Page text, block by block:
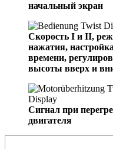
начальный экран
Скорость I и II,
нажатия, настройка
времени,
высоты вверх и
Сигнал при
двигателя